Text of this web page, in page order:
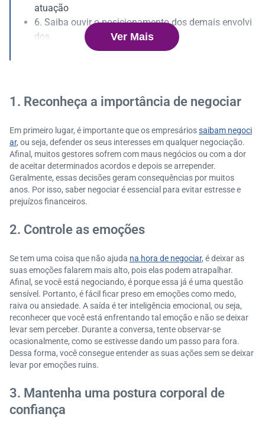
atuação
6. Saiba ouvir o posicionamento dos demais envolvi
dos
7. Construa um ambiente agradável de negociação
Ver Mais
1. Reconheça a importância de negociar
Em primeiro lugar, é importante que os empresáriossaibam negoci
ar, ou seja, defender os seus interesses em qualquer negociação.
Afinal, muitos gestores sofrem com maus negócios ou com a dor
de aceitar determinados acordos e depois se arrepender.
Geralmente, essas decisões geram consequências por muitos
anos. Por isso, saber negociar é essencial para evitar estresse e
prejuízos financeiros.
2. Controle as emoções
Se tem uma coisa que não ajuda na hora de negociar, é deixar as
suas emoções falarem mais alto, pois elas podem atrapalhar.
Afinal, se você está negociando, é porque essa já é uma questão
sensível. Portanto, é fácil ficar preso em emoções como medo,
raiva ou ansiedade. A saída é ter inteligência emocional, ou seja,
reconhecer que você está enfrentando tal emoção e não se deixar
levar sem perceber. Durante a conversa, tente observar-se
ocasionalmente, como se estivesse dando um passo para fora.
Dessa forma, você consegue entender as suas ações sem se deixar
levar por emoções ruins.
3. Mantenha uma postura corporal de
confiança